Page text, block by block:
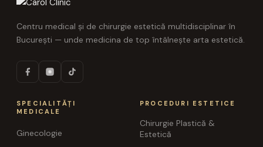
Centru medical și de chirurgie estetică multidisciplinar în
București — unde medicina de top întâlnește arta estetică.
SPECIALITĂȚI
MEDICALE
Ginecologie
PROCEDURI ESTETICE
Chirurgie Plastică &
Estetică